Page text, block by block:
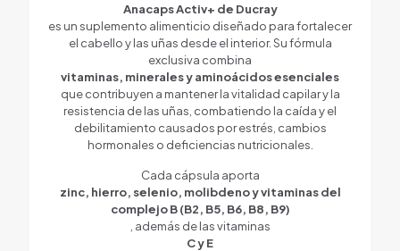
Anacaps Activ+ de Ducray
es un suplemento alimenticio diseñado para fortalecer
el cabello y las uñas desde el interior. Su fórmula
exclusiva combina
vitaminas, minerales y aminoácidos esenciales
que contribuyen a mantener la vitalidad capilar y la
resistencia de las uñas, combatiendo la caída y el
debilitamiento causados por estrés, cambios
hormonales o deficiencias nutricionales.
Cada cápsula aporta
zinc, hierro, selenio, molibdeno y vitaminas del
complejo B (B2, B5, B6, B8, B9)
, además de las vitaminas
C y E